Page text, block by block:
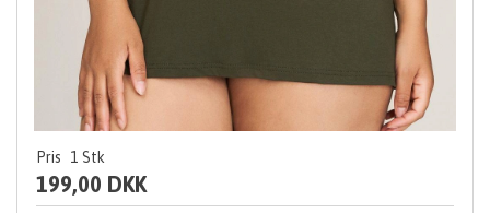
Pris 1 Stk
199,00 DKK